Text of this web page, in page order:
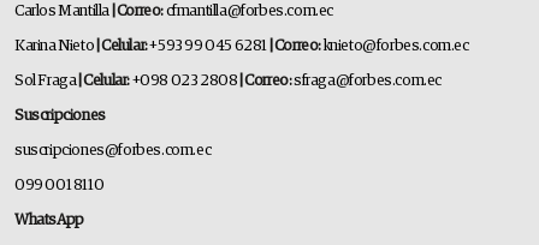
Carlos Mantilla | Correo:cfmantilla@forbes.com.ec
Karina Nieto | Celular:+593 99 045 6281 | Correo: knieto@forbes.com.ec
Sol Fraga | Celular:+098 023 2808 | Correo:sfraga@forbes.com.ec
Suscripciones
suscripciones@forbes.com.ec
099 001 8110
WhatsApp